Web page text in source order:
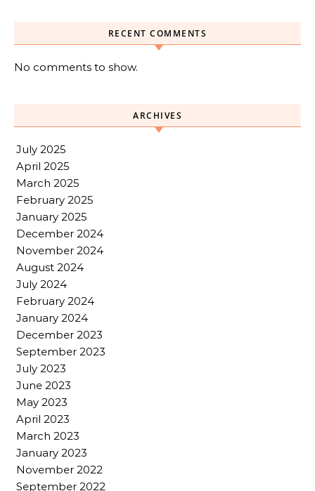
RECENT COMMENTS
No comments to show.
ARCHIVES
July 2025
April 2025
March 2025
February 2025
January 2025
December 2024
November 2024
August 2024
July 2024
February 2024
January 2024
December 2023
September 2023
July 2023
June 2023
May 2023
April 2023
March 2023
January 2023
November 2022
September 2022